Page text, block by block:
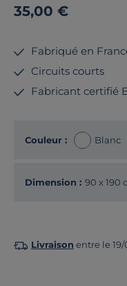
35,00 €
Fabriqué en
Circuits courts
Fabricant certifié
Couleur : Blanc
Dimension : 90 x 190
Livraison entre le 19/